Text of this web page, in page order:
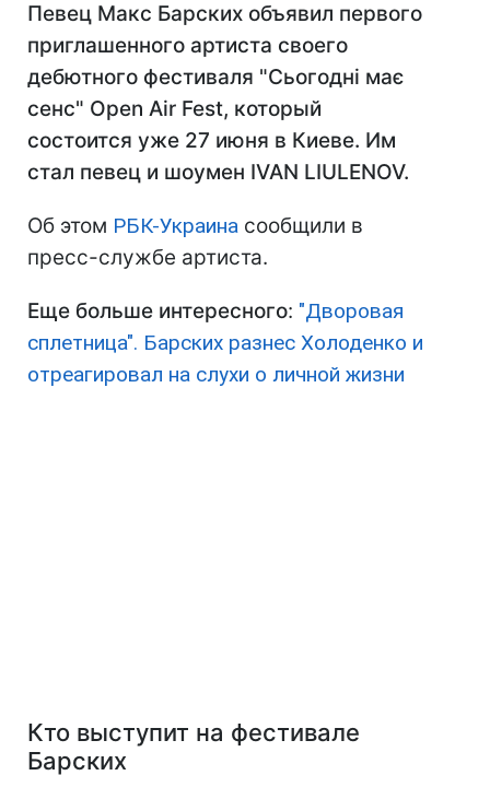
Певец Макс Барских объявил первого
приглашенного артиста своего
дебютного фестиваля "Сьогодні має
сенс" Open Air Fest, который
состоится уже 27 июня в Киеве. Им
стал певец и шоумен IVAN LIULENOV.
Об этом РБК-Украина сообщили в
пресс-службе артиста.
Еще больше интересного: "Дворовая
сплетница". Барских разнес Холоденко и
отреагировал на слухи о личной жизни
Кто выступит на фестивале
Барских